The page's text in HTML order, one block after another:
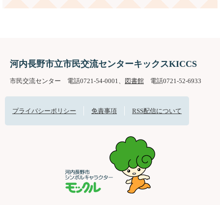
河内長野市立市民交流センターキックスKICCS
市民交流センター 電話0721-54-0001、 図書館 電話0721-52-6933
プライバシーポリシー 免責事項 RSS配信について